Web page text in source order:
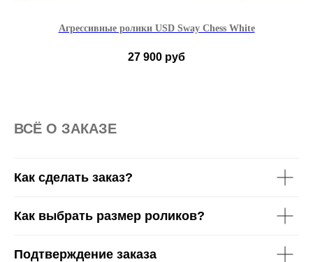
Агрессивные ролики USD Sway Chess White
27 900 руб
44-45 EU
ВСË О ЗАКАЗЕ
Как сделать заказ?
Как выбрать размер роликов?
Подтверждение заказа